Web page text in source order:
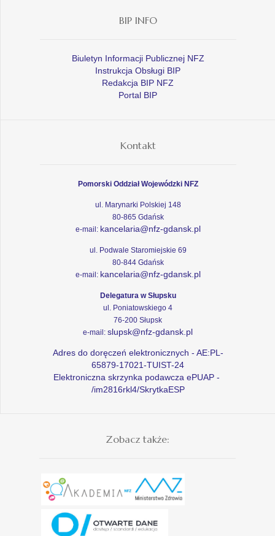
BIP INFO
Biuletyn Informacji Publicznej NFZ
Instrukcja Obsługi BIP
Redakcja BIP NFZ
Portal BIP
Kontakt
Pomorski Oddział Wojewódzki NFZ
ul. Marynarki Polskiej 148
80-865 Gdańsk
e-mail: kancelaria@nfz-gdansk.pl
ul. Podwale Staromiejskie 69
80-844 Gdańsk
e-mail: kancelaria@nfz-gdansk.pl
Delegatura w Słupsku
ul. Poniatowskiego 4
76-200 Słupsk
e-mail: slupsk@nfz-gdansk.pl
Adres do doręczeń elektronicznych - AE:PL-
65879-17021-TUIST-24
Elektroniczna skrzynka podawcza ePUAP -
/im2816rkl4/SkrytkaESP
Zobacz także: